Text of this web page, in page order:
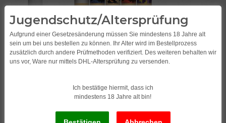
Jugendschutz/Altersprüfung
Aufgrund einer Gesetzesänderung müssen Sie mindestens 18 Jahre alt
sein um bei uns bestellen zu können. Ihr Alter wird im Bestellprozess
zusätzlich durch andere Prüfmethoden verifiziert. Des weiteren behalten wir
uns vor, Ware nur mittels DHL-Altersprüfung zu versenden.
Ich bestätige hiermit, dass ich
mindestens 18 Jahre alt bin!